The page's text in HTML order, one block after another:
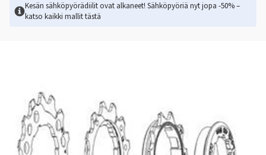
Kesän sähköpyörädiilit ovat alkaneet! Sähköpyöriä nyt jopa -50% –
katso kaikki mallittästä